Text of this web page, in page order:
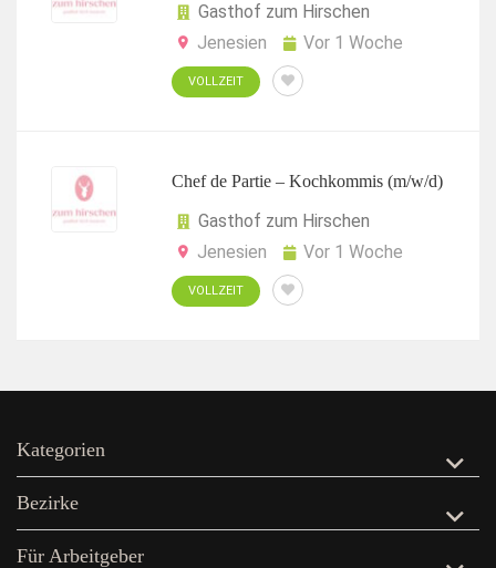
Gasthof zum Hirschen
Jenesien
Vor 1 Woche
VOLLZEIT
Chef de Partie – Kochkommis (m/w/d)
Gasthof zum Hirschen
Jenesien
Vor 1 Woche
VOLLZEIT
Kategorien
Bezirke
Für Arbeitgeber